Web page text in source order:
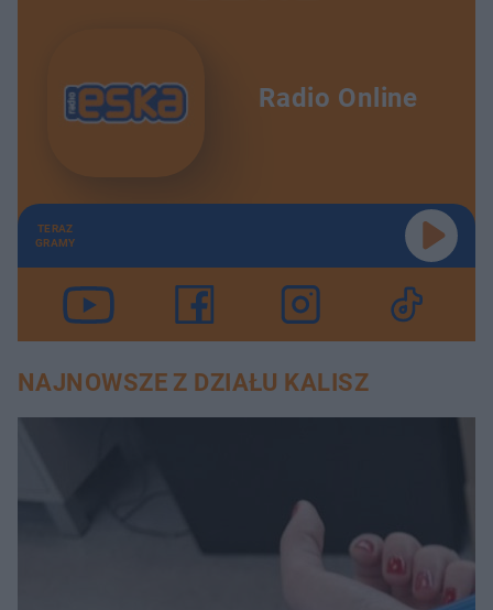
Radio Online
TERAZ
GRAMY
NAJNOWSZE Z DZIAŁU KALISZ